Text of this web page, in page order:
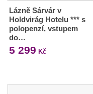
Lázně Sárvár v
Holdvirág Hotelu *** s
polopenzí, vstupem
do…
5 299 Kč